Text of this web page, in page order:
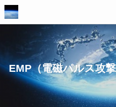
EMP（電磁パルス攻